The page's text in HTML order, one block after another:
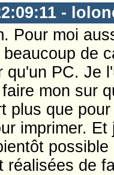
-
Pour moi
de
qu'un PC. Je
mon sur
plus que
imprimer.
réalisées de